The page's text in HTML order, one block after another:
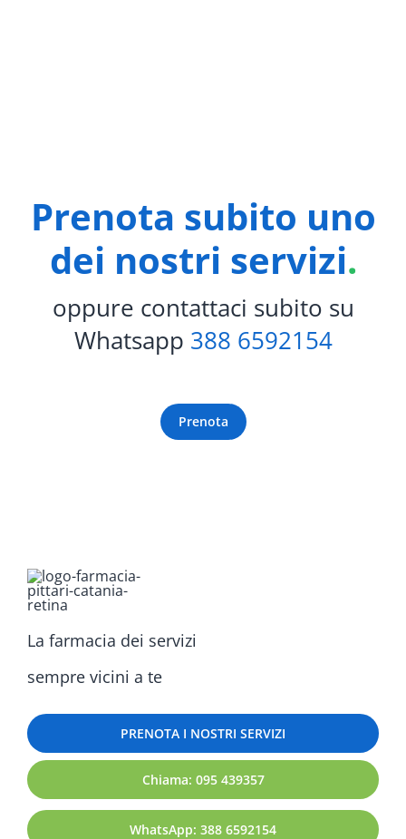
Prenota subito uno
dei nostri servizi.
oppure contattaci subito su
Whatsapp 388 6592154
Prenota
La farmacia dei servizi
sempre vicini a te
PRENOTA I NOSTRI SERVIZI
Chiama: 095 439357
WhatsApp: 388 6592154